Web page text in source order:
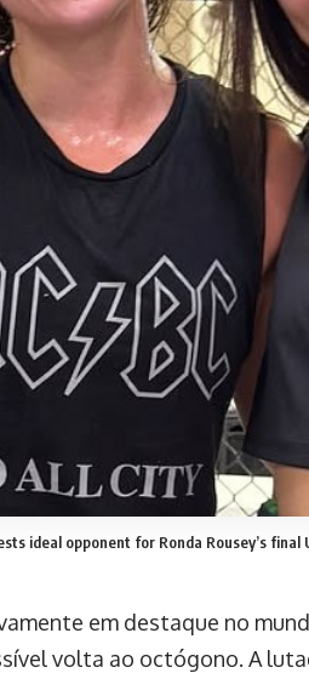
ideal opponent for Ronda Rousey’s
em destaque no
volta ao octógono. A